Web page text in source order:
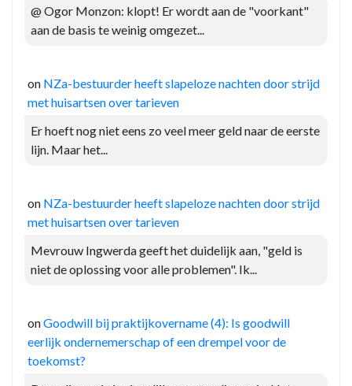
@ Ogor Monzon: klopt! Er wordt aan de "voorkant"
aan de basis te weinig omgezet...
on NZa-bestuurder heeft slapeloze nachten door strijd
met huisartsen over tarieven
Er hoeft nog niet eens zo veel meer geld naar de eerste
lijn. Maar het...
on NZa-bestuurder heeft slapeloze nachten door strijd
met huisartsen over tarieven
Mevrouw Ingwerda geeft het duidelijk aan, "geld is
niet de oplossing voor alle problemen". Ik...
onGoodwill bij praktijkovername (4): Is goodwill
eerlijk ondernemerschap of een drempel voor de
toekomst?